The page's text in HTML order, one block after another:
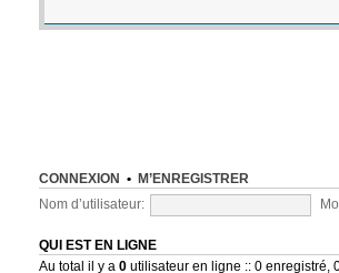
CONNEXION • M’ENREGISTRER
Nom d’utilisateur:
QUI EST EN LIGNE
Au total il y a 0utilisateur en ligne :: 0 enregistré,